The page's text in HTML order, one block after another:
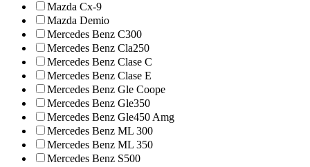
Mazda Cx-9
Mazda Demio
Mercedes Benz C300
Mercedes Benz Cla250
Mercedes Benz Clase C
Mercedes Benz Clase E
Mercedes Benz Gle Coope
Mercedes Benz Gle350
Mercedes Benz Gle450 Amg
Mercedes Benz ML 300
Mercedes Benz ML 350
Mercedes Benz S500